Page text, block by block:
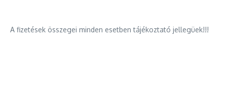
A fizetések összegei minden esetben tájékoztató jellegüek!!!